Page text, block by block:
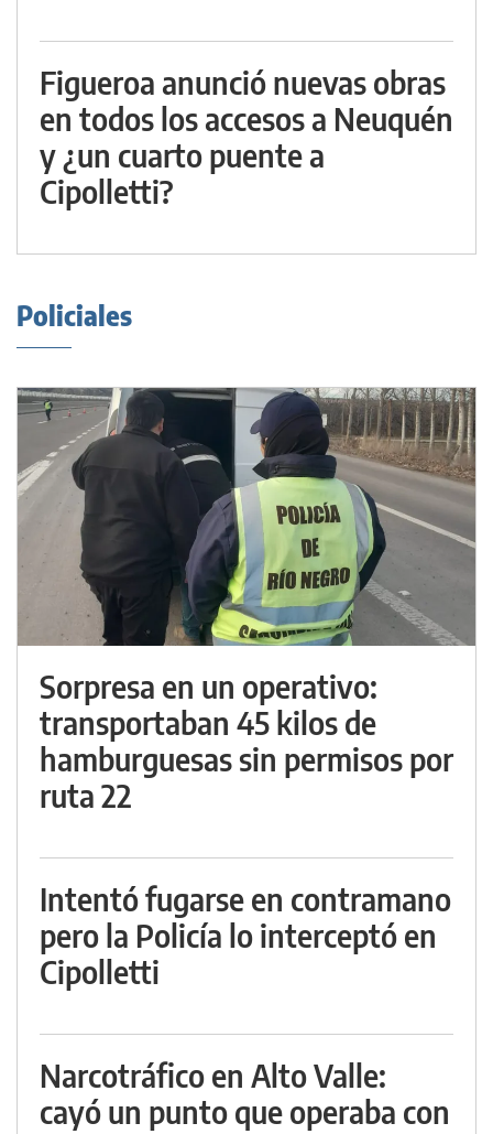
Figueroa anunció nuevas obras
en todos los accesos a Neuquén
y ¿un cuarto puente a
Cipolletti?
Policiales
Sorpresa en un operativo:
transportaban 45 kilos de
hamburguesas sin permisos por
ruta 22
Intentó fugarse en contramano
pero la Policía lo interceptó en
Cipolletti
Narcotráfico en Alto Valle:
cayó un punto que operaba con